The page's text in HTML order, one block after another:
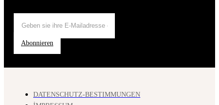
Abonnieren
DATENSCHUTZ-BESTIMMUNGEN